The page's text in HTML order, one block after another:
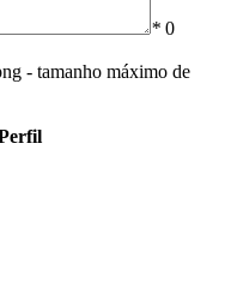
* 0
- tamanho máximo de